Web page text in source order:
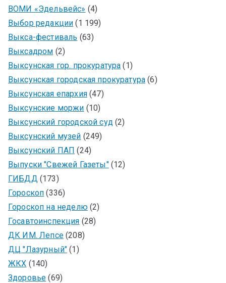
ВОМИ «Эдельвейс» (4)
Выбор редакции (1 199)
Выкса-фестиваль (63)
Выксадром (2)
Выксунская гор. прокуратура (1)
Выксунская городская прокуратура (6)
Выксунская епархия(47)
Выксунские моржи (10)
Выксунский городской суд(2)
Выксунский музей (249)
Выксунский ПАП (24)
Выпуски "Свежей Газеты"(12)
ГИБДД(173)
Гороскоп (336)
Гороскоп на неделю(2)
Госавтоинспекция (28)
ДК ИМ. Лепсе(208)
ДЦ "Лазурный" (1)
ЖКХ (140)
Здоровье (69)